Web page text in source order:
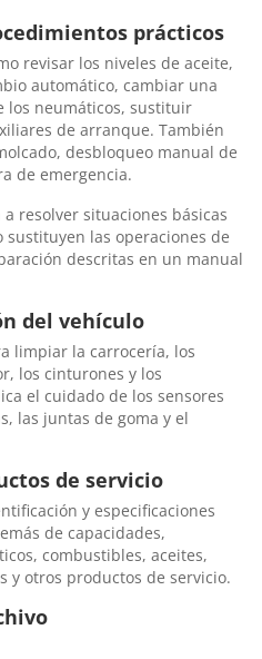
prácticos
revisar los niveles de aceite,
automático, cambiar una
los neumáticos, sustituir
de arranque. También
desbloqueo manual de
de emergencia.
resolver situaciones básicas
las operaciones de
descritas en un manual
del vehículo
limpiar la carrocería, los
los cinturones y los
el cuidado de los sensores
las juntas de goma y el
de servicio
y especificaciones
de capacidades,
combustibles, aceites,
otros productos de servicio.